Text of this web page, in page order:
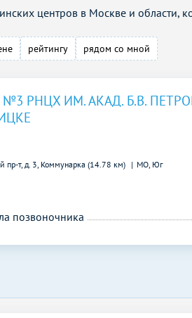
центров в Москве и области,
рейтингу рядом со мной
РНЦХ ИМ. АКАД. Б.В.
пр-т, д. 3, Коммунарка (14.78 км) МО, Юг
позвоночника